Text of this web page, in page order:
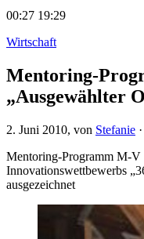
00:27 19:29
Wirtschaft
Mentoring-
„Ausgewählter
2. Juni 2010, von Stefanie ·
Mentoring-Programm M-V
Innovationswettbewerbs
ausgezeichnet